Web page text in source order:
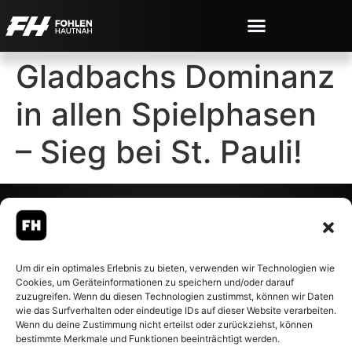
Um dir ein optimales Erlebnis zu bieten, verwenden wir Technologien wie
Cookies, um Geräteinformationen zu speichern und/oder darauf
zuzugreifen. Wenn du diesen Technologien zustimmst, können wir Daten
wie das Surfverhalten oder eindeutige IDs auf dieser Website verarbeiten.
Wenn du deine Zustimmung nicht erteilst oder zurückziehst, können
bestimmte Merkmale und Funktionen beeinträchtigt werden.
Gladbachs Dominanz
in allen Spielphasen
– Sieg bei St. Pauli!
– Alle rechte vorbehalten.
Fohlen-Hautnah.de ist ein
offiziell eingetragenes Magazin
bei der Deutschen
Nationalbibliothek (ISSN 1868-